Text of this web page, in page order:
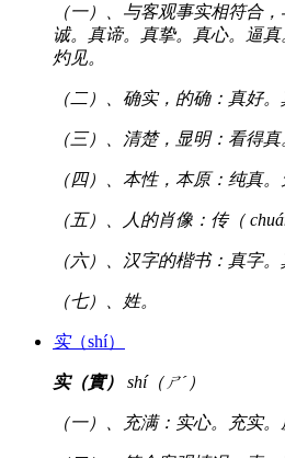
（一）、与客观事实相符合
诚。真谛。真挚。真心。逼
灼见。
（二）、确实，的确：真好。
（三）、清楚，显明：看得真
（四）、本性，本原：纯真。
（五）、人的肖像：传（
（六）、汉字的楷书：真字。
（七）、姓。
实（shí）
实（實） shí（ㄕˊ）
（一）、充满：实心。充实。